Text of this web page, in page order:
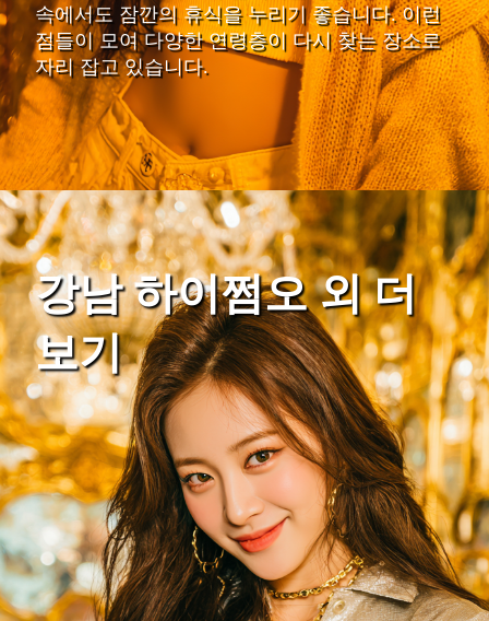
속에서도 잠깐의 휴식을 누리기 좋습니다. 이런
점들이 모여 다양한 연령층이 다시 찾는 장소로
자리 잡고 있습니다.
강남 하이쩜오 외 더
보기